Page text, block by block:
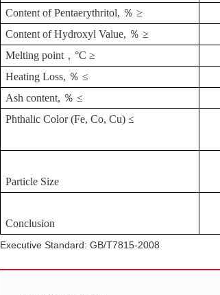
Content of Pentaerythritol, ％ ≥
Content of Hydroxyl Value, ％ ≥
Melting point ，°C ≥
Heating Loss, ％ ≤
Ash content, ％ ≤
Phthalic Color (Fe, Co, Cu) ≤
Particle Size
Conclusion
Executive Standard: GB/T7815-2008